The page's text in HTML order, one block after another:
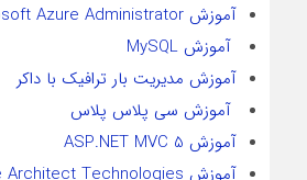
آموزش Microsoft Azure Administrator
آموزش MySQL
آموزش مدیریت بار ترافیک با داکر
آموزش سی پلاس پلاس
آموزش ASP.NET MVC 5
آموزش Microsoft Azure Architect Technologies